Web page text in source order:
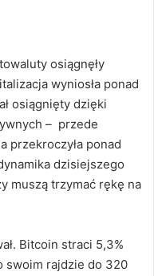
osiągnęły
wyniosła ponad
osiągnięty dzięki
– przede
przekroczyła ponad
dzisiejszego
muszą trzymać rękę na
Bitcoin straci 5,3%
swoim rajdzie do 320